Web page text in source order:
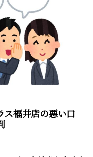
ス福井店の悪い口